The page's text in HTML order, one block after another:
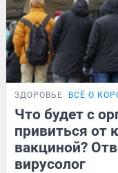
ЗДОРОВЬЕ ВСЁ О
Что будет с
привиться от
вакциной?
вирусолог